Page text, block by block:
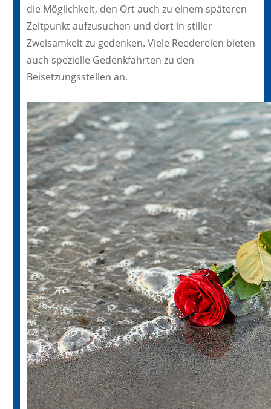
die Möglichkeit, den Ort auch zu einem späteren
Zeitpunkt aufzusuchen und dort in stiller
Zweisamkeit zu gedenken. Viele Reedereien bieten
auch spezielle Gedenkfahrten zu den
Beisetzungsstellen an.